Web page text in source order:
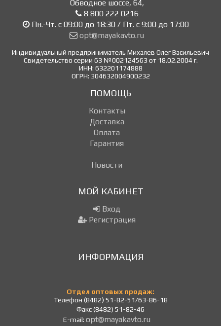
Обводное шоссе, 64,
8 800 222 0216
Пн.-Чт. с 09:00 до 18:30 / Пт. с 9:00 до 17:00
opt@mayakavto.ru
Индивидуальный предприниматель Михалев Олег Васильевич
Свидетельство серии 63 №002124563 от 18.02.2004 г.
ИНН: 632201174888
ОГРН: 304632004900232
ПОМОЩЬ
Контакты
Доставка
Оплата
Гарантия
Новости
МОЙ КАБИНЕТ
Вход
Регистрация
ИНФОРМАЦИЯ
Отдел оптовых продаж:
Телефон (8482) 51-82-51/63-86-18
Факс (8482) 51-82-46
E-mail: opt@mayakavto.ru